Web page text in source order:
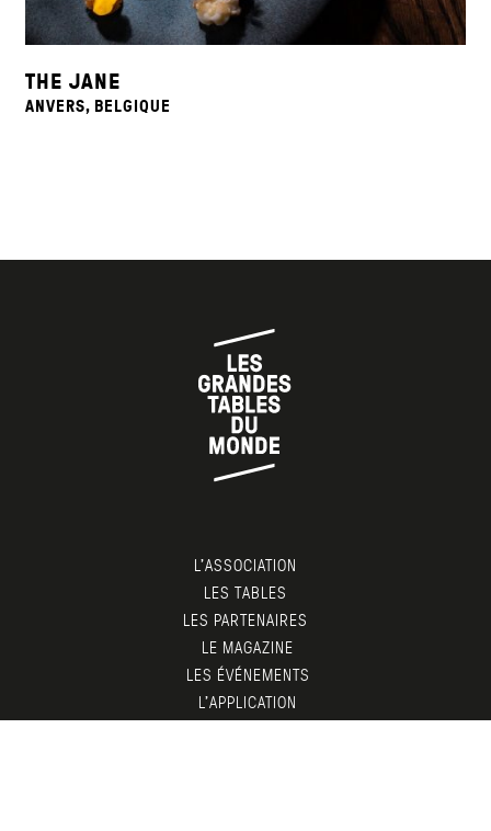
THE JANE
ANVERS, BELGIQUE
L’ASSOCIATION
LES TABLES
LES PARTENAIRES
LE MAGAZINE
LES ÉVÉNEMENTS
L’APPLICATION